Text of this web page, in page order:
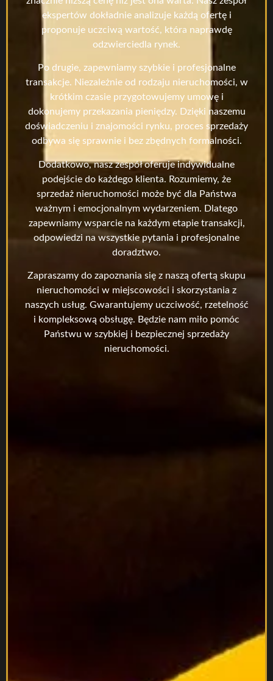
ekspertów dokładnie analizuje każdą ofertę i
proponuje uczciwą wartość, która naprawdę
odzwierciedla rynek.
Po drugie, zapewniamy szybkie i profesjonalne
transakcje. Niezależnie od rodzaju nieruchomości, w
krótkim czasie przygotowujemy umowę i
dokonujemy przekazania pieniędzy. Dzięki naszemu
doświadczeniu i znajomości rynku, proces sprzedaży
odbywa się sprawnie i bez zbędnych formalności.
Dodatkowo, nasz zespół oferuje indywidualne
podejście do każdego klienta. Rozumiemy, że
sprzedaż nieruchomości może być dla Państwa
ważnym i emocjonalnym wydarzeniem. Dlatego
zapewniamy wsparcie na każdym etapie transakcji,
odpowiedzi na wszystkie pytania i profesjonalne
doradztwo.
Zapraszamy do zapoznania się z naszą ofertą skupu
nieruchomości w miejscowości i skorzystania z
naszych usług. Gwarantujemy uczciwość, rzetelność
i kompleksową obsługę. Będzie nam miło pomóc
Państwu w szybkiej i bezpiecznej sprzedaży
nieruchomości.